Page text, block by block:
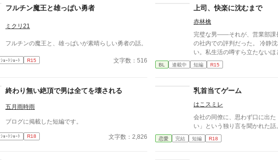
フルチン魔王と雄っぱい勇者
ミクリ21
フルチンの魔王と、雄っぱいが素晴らしい勇者の話。
ｼｮｰﾄｼｮｰﾄ R15 文字数：516
上司、快楽に沈むまで
赤林檎
完璧な男――それが、営業部課
の社内での評判だった。 冷静
い。私生活の噂すら立たない
が、その“完璧”が崩れる日がく
いなかった。 入社三年目の篠原は、榊の直属の部
べる青年。 ある夜、取引先との
いつもの穏やかな口調を崩し
下には見せないんですね」 疲
表情。 その弱さを見逃さず、篠
は、もう」 指先が榊のネクタ
BL 連載中 短編 R15
終わり無い絶頂で男は全てを壊される
五月雨時雨
ブログに掲載した短編です。
ｼｮｰﾄｼｮｰﾄ R18 文字数：2,826
乳首当てゲーム
はこスミレ
会社の同僚に、思わず口に出
い」という独り言を聞かれた話。
恋愛 完結 短編 R18